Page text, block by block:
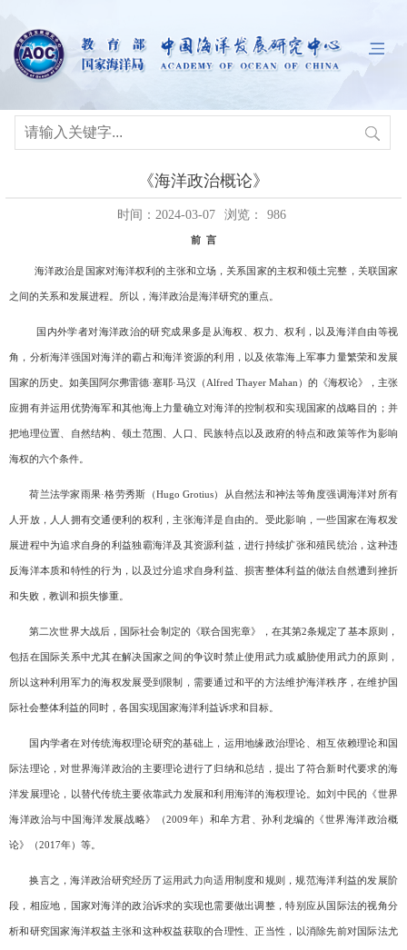
《海洋政治概论》
时间：2024-03-07 浏览： 986
前 言
海洋政治是国家对海洋权利的主张和立场，关系国家的主权和领土完整，关联国家
之间的关系和发展进程。所以，海洋政治是海洋研究的重点。
国内外学者对海洋政治的研究成果多是从海权、权力、权利，以及海洋自由等视
角，分析海洋强国对海洋的霸占和海洋资源的利用，以及依靠海上军事力量繁荣和发展
国家的历史。如美国阿尔弗雷德·塞耶·马汉（Alfred Thayer Mahan）的《海权论》，主张
应拥有并运用优势海军和其他海上力量确立对海洋的控制权和实现国家的战略目的；并
把地理位置、自然结构、领土范围、人口、民族特点以及政府的特点和政策等作为影响
海权的六个条件。
荷兰法学家雨果·格劳秀斯（Hugo Grotius）从自然法和神法等角度强调海洋对所有
人开放，人人拥有交通便利的权利，主张海洋是自由的。受此影响，一些国家在海权发
展进程中为追求自身的利益独霸海洋及其资源利益，进行持续扩张和殖民统治，这种违
反海洋本质和特性的行为，以及过分追求自身利益、损害整体利益的做法自然遭到挫折
和失败，教训和损失惨重。
第二次世界大战后，国际社会制定的《联合国宪章》，在其第2条规定了基本原则，
包括在国际关系中尤其在解决国家之间的争议时禁止使用武力或威胁使用武力的原则，
所以这种利用军力的海权发展受到限制，需要通过和平的方法维护海洋秩序，在维护国
际社会整体利益的同时，各国实现国家海洋利益诉求和目标。
国内学者在对传统海权理论研究的基础上，运用地缘政治理论、相互依赖理论和国
际法理论，对世界海洋政治的主要理论进行了归纳和总结，提出了符合新时代要求的海
洋发展理论，以替代传统主要依靠武力发展和利用海洋的海权理论。如刘中民的《世界
海洋政治与中国海洋发展战略》（2009年）和牟方君、孙利龙编的《世界海洋政治概
论》（2017年）等。
换言之，海洋政治研究经历了运用武力向适用制度和规则，规范海洋利益的发展阶
段，相应地，国家对海洋的政治诉求的实现也需要做出调整，特别应从国际法的视角分
析和研究国家海洋权益主张和这种权益获取的合理性、正当性，以消除先前对国际法尤